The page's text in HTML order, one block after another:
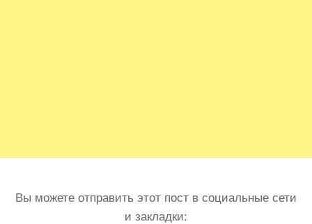
Вы можете отправить этот пост в социальные сети
и закладки: